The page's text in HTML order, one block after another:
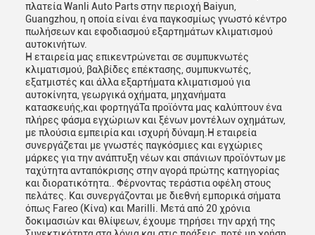
πλατεία Wanli Auto Parts στην περιοχή Baiyun,
Guangzhou, η οποία είναι ένα παγκοσμίως γνωστό κέντρο
πωλήσεων και εφοδιασμού εξαρτημάτων κλιματισμού
αυτοκινήτων.
Η εταιρεία μας επικεντρώνεται σε συμπυκνωτές
κλιματισμού, βαλβίδες επέκτασης, συμπυκνωτές,
εξατμιστές και άλλα εξαρτήματα κλιματισμού για
αυτοκίνητα, γεωργικά οχήματα, μηχανήματα
κατασκευής,και φορτηγάΤα προϊόντα μας καλύπτουν ένα
πλήρες φάσμα εγχώριων και ξένων μοντέλων οχημάτων,
με πλούσια εμπειρία και ισχυρή δύναμη.Η εταιρεία
συνεργάζεται με γνωστές παγκόσμιες και εγχώριες
μάρκες για την ανάπτυξη νέων και σπάνιων προϊόντων με
ταχύτητα ανταπόκρισης στην αγορά πρώτης κατηγορίας
και διορατικότητα.. Φέρνοντας τεράστια οφέλη στους
πελάτες. Και συνεργάζονται με διεθνή εμπορικά σήματα
όπως Fareo (Κίνα) και Marilli. Μετά από 20 χρόνια
δοκιμασιών και θλίψεων, έχουμε τηρήσει την αρχή της